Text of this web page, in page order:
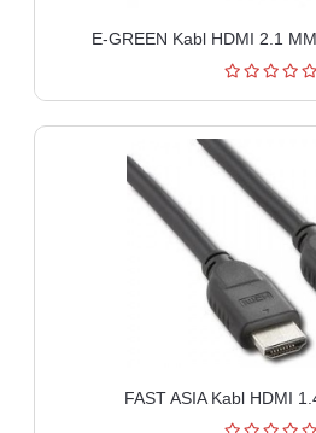
E-GREEN Kabl HDMI 2.1
FAST ASIA Kabl HDMI